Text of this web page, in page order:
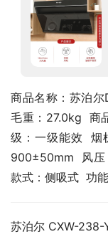
商品名称：苏泊
毛重：27.0kg  商
级：一级能效  烟
900±50mm  风压
款式：侧吸式  功
苏泊尔 CXW-238-